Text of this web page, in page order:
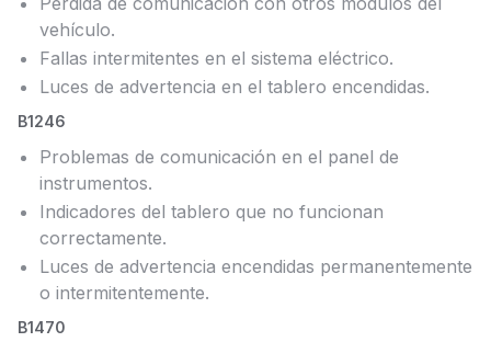
vehículo.
Fallas intermitentes en el sistema eléctrico.
Luces de advertencia en el tablero encendidas.
B1246
Problemas de comunicación en el panel de
instrumentos.
Indicadores del tablero que no funcionan
correctamente.
Luces de advertencia encendidas permanentemente
o intermitentemente.
B1470